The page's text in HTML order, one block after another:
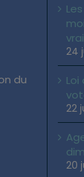
du
24
Loi
22
20